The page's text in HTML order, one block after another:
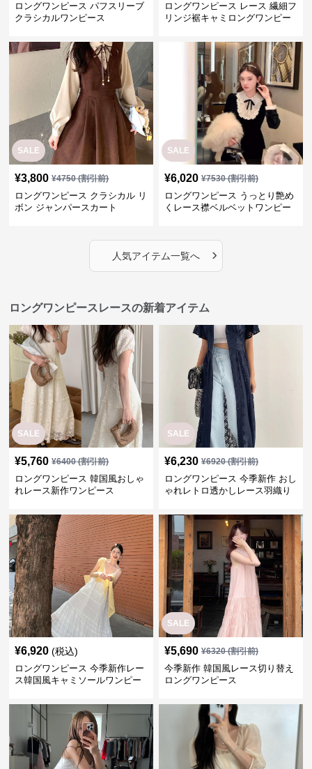
ロングワンピース パフスリーブ
クラシカルワンピース
ロングワンピース レース 繊細フ
リンジ裾キャミロングワンピー
SALE
¥3,800 ¥4750(割引前)
ロングワンピース クラシカル リ
ボン ジャンパースカート
SALE
¥6,020 ¥7530(割引前)
ロングワンピース うっとり艶め
くレース襟ベルベットワンピー
人気アイテム一覧へ ›
ロングワンピースレースの新着アイテム
SALE
¥5,760 ¥6400(割引前)
ロングワンピース 韓国風おしゃ
れレース新作ワンピース
SALE
¥6,230 ¥6920(割引前)
ロングワンピース 今季新作 おし
ゃれレトロ透かしレース羽織り
¥6,920 (税込)
ロングワンピース 今季新作レー
ス韓国風キャミソールワンピー
SALE
¥5,690 ¥6320(割引前)
今季新作 韓国風レース切り替え
ロングワンピース